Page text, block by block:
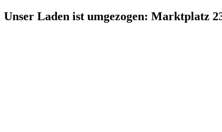
Zum
Inhalt
Unser Laden ist umgezogen: Marktplatz